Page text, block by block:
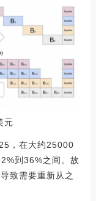
元
，在大约25000
到36%之间。故
致需要重新从之